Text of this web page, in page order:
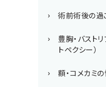
術前術後の過
豊胸・バストリ
トペクシー）
額・コメカミ